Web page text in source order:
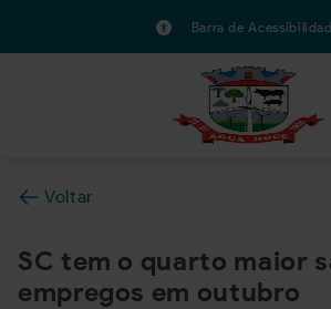
Barra de
Voltar
SC tem o quarto maior
empregos em outubro